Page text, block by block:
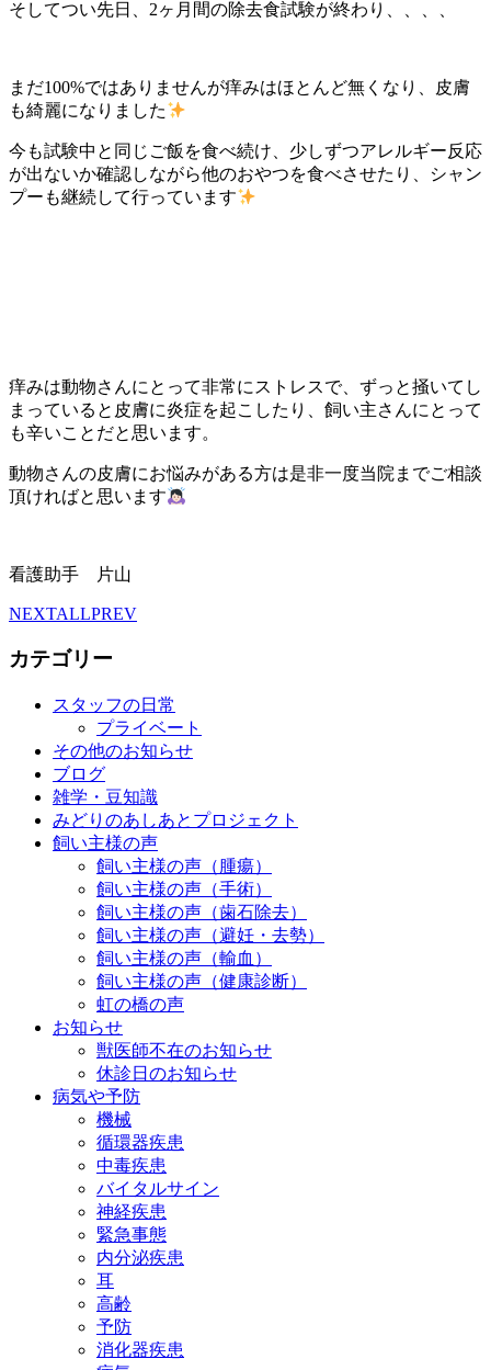
そしてつい先日、 2ヶ月間の除去食試験が終わり、、、、
まだ100%ではありませんが痒みはほとんど無くなり、皮膚
も綺麗になりました
今も試験中と同じご飯を食べ続け、少しずつアレルギー反応
が出ないか確認しながら他のおやつを食べさせたり、シャン
プーも継続して行っています
痒みは動物さんにとって非常にストレスで、ずっと掻いてし
まっていると皮膚に炎症を起こしたり、飼い主さんにとって
も辛いことだと思います。
動物さんの皮膚にお悩みがある方は是非一度当院までご相談
頂ければと思います
看護助手 片山
NEXTALLPREV
カテゴリー
スタッフの日常
プライベート
その他のお知らせ
ブログ
雑学・豆知識
みどりのあしあとプロジェクト
飼い主様の声
飼い主様の声（腫瘍）
飼い主様の声（手術）
飼い主様の声（歯石除去）
飼い主様の声（避妊・去勢）
飼い主様の声（輸血）
飼い主様の声（健康診断）
虹の橋の声
お知らせ
獣医師不在のお知らせ
休診日のお知らせ
病気や予防
機械
循環器疾患
中毒疾患
バイタルサイン
神経疾患
緊急事態
内分泌疾患
耳
高齢
予防
消化器疾患